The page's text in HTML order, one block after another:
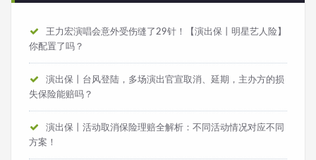
王力宏演唱会意外受伤缝了29针！【演出保丨明星艺人险】
你配置了吗？
演出保丨台风登陆，多场演出官宣取消、延期，主办方的损
失保险能赔吗？
演出保丨活动取消保险理赔全解析：不同活动情况对应不同
方案！